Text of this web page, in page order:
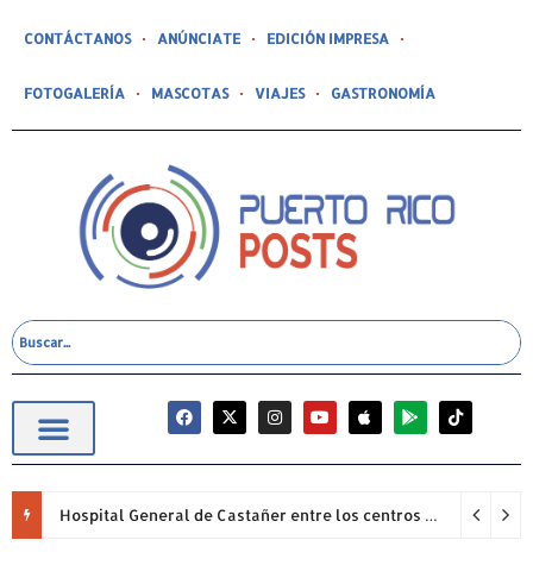
CONTÁCTANOS ANÚNCIATE EDICIÓN IMPRESA
FOTOGALERÍA MASCOTAS VIAJES GASTRONOMÍA
Hospital General de Castañer entre los centros de salud comunitarios con mejor desempeño clínico de Estados Unidos